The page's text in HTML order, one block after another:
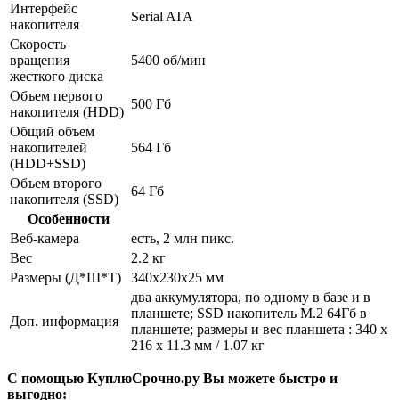
Интерфейс
накопителя
Serial ATA
Скорость
вращения
жесткого диска
5400 об/мин
Объем первого
накопителя (HDD)
500 Гб
Общий объем
накопителей
(HDD+SSD)
564 Гб
Объем второго
накопителя (SSD)
64 Гб
Особенности
Веб-камера
есть, 2 млн пикс.
Вес
2.2 кг
Размеры (Д*Ш*Т)
340x230x25 мм
Доп. информация
два аккумулятора, по одному в базе и в
планшете; SSD накопитель M.2 64Гб в
планшете; размеры и вес планшета : 340 x
216 x 11.3 мм / 1.07 кг
С помощью КуплюСрочно.ру Вы можете быстро и
выгодно: